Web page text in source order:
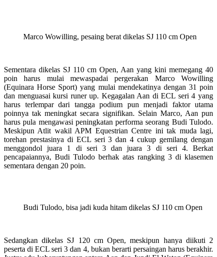
Marco Wowilling, pesaing berat dikelas SJ 110 cm Open
Sementara dikelas SJ 110 cm Open, Aan yang kini memegang 40
poin harus mulai mewaspadai pergerakan Marco Wowilling
(Equinara Horse Sport) yang mulai mendekatinya dengan 31 poin
dan menguasai kursi runer up. Kegagalan Aan di ECL seri 4 yang
harus terlempar dari tangga podium pun menjadi faktor utama
poinnya tak meningkat secara signifikan. Selain Marco, Aan pun
harus pula mengawasi peningkatan performa seorang Budi Tulodo.
Meskipun Atlit wakil APM Equestrian Centre ini tak muda lagi,
torehan prestasinya di ECL seri 3 dan 4 cukup gemilang dengan
menggondol juara 1 di seri 3 dan juara 3 di seri 4. Berkat
pencapaiannya, Budi Tulodo berhak atas rangking 3 di klasemen
sementara dengan 20 poin.
Budi Tulodo, bisa jadi kuda hitam dikelas SJ 110 cm Open
Sedangkan dikelas SJ 120 cm Open, meskipun hanya diikuti 2
peserta di ECL seri 3 dan 4, bukan berarti persaingan harus berakhir.